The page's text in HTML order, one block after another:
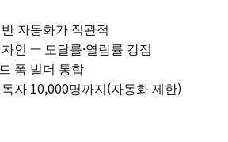
자동화가 직관적
인 — 도달률·열람률 강점
폼 빌더 통합
자 10,000명까지(자동화 제한)